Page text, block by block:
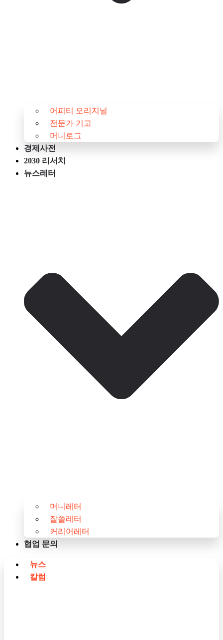
어피티 오리지널
전문가 기고
머니로그
경제사전
2030 리서치
뉴스레터
머니레터
잘쓸레터
커리어레터
협업 문의
뉴스
칼럼